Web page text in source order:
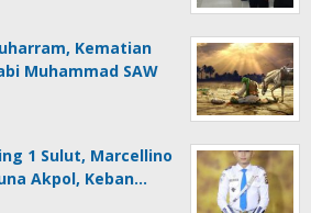
Kematian
Muhammad SAW
1 Sulut, Marcellino
Akpol, Keban…